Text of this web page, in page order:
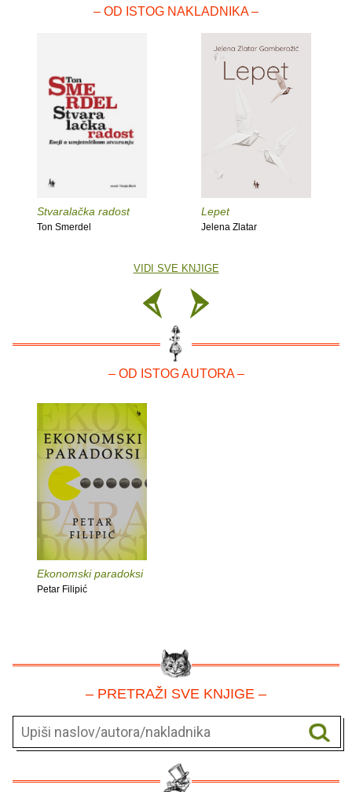
– OD ISTOG NAKLADNIKA –
Stvaralačka radost
Ton Smerdel
Lepet
Jelena Zlatar
VIDI SVE KNJIGE
– OD ISTOG AUTORA –
Ekonomski paradoksi
Petar Filipić
– PRETRAŽI SVE KNJIGE –